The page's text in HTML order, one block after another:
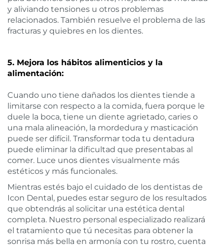
y aliviando tensiones u otros problemas
relacionados. También resuelve el problema de las
fracturas y quiebres en los dientes.
5. Mejora los hábitos alimenticios y la
alimentación:
Cuando uno tiene dañados los dientes tiende a
limitarse con respecto a la comida, fuera porque le
duele la boca, tiene un diente agrietado, caries o
una mala alineación, la mordedura y masticación
puede ser difícil. Transformar toda tu dentadura
puede eliminar la dificultad que presentabas al
comer. Luce unos dientes visualmente más
estéticos y más funcionales.
Mientras estés bajo el cuidado de los dentistas de
Icon Dental, puedes estar seguro de los resultados
que obtendrás al solicitar una estética dental
completa. Nuestro personal especializado realizará
el tratamiento que tú necesitas para obtener la
sonrisa más bella en armonía con tu rostro, cuenta